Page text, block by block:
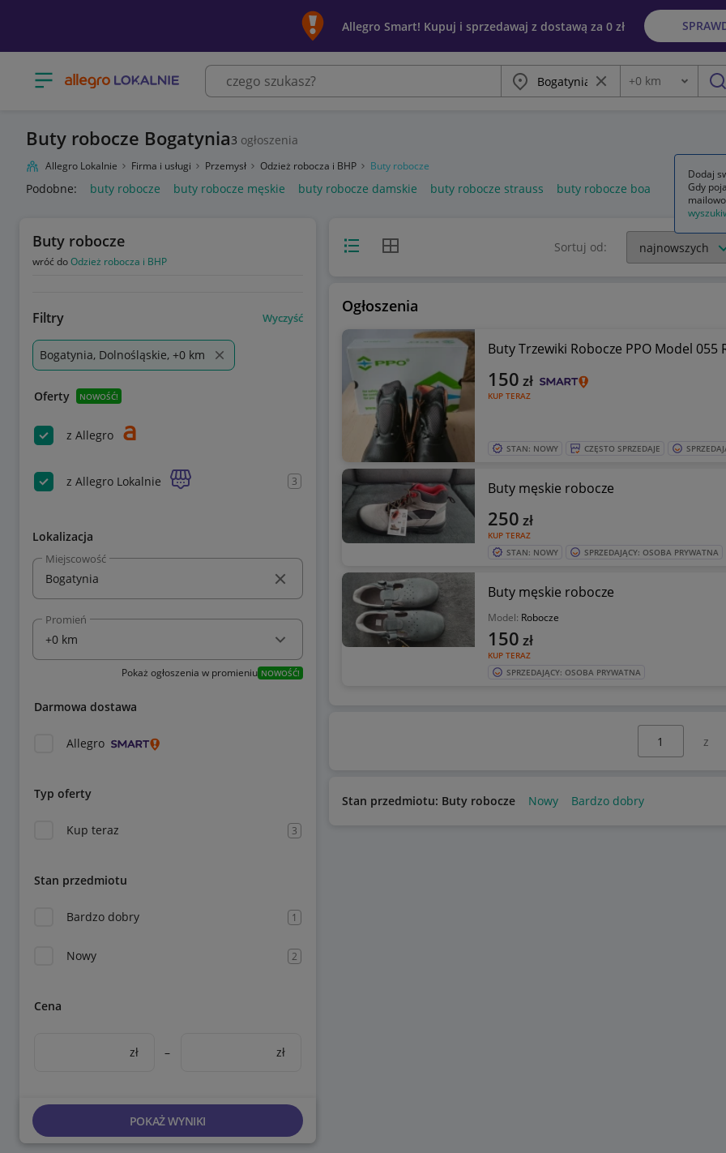
Allegro Smart! Kupuj i sprzedawaj z dostawą za 0 zł
Otwórz menu z kategoriami Miasto Wyczyść frazę
Odległość
+0 km
Buty robocze Bogatynia3 ogłoszenia
Allegro Lokalnie Firma i usługi Przemysł Odzież robocza i BHP Buty robocze
Podobne: buty robocze buty robocze męskie buty robocze damskie buty robocze strauss buty robocze boa
Buty robocze
wróć doOdzież robocza i BHP
Filtry Wyczyść
Bogatynia, Dolnośląskie, +0 km
Oferty NOWOŚĆ!
z Allegro
z Allegro Lokalnie 3
Lokalizacja
Miejscowość
Promień
Pokaż ogłoszenia w promieniu NOWOŚĆ!
Darmowa dostawa
Allegro
Typ oferty
Kup teraz 3
Stan przedmiotu
Bardzo dobry 1
Nowy 2
Cena
zł – zł
POKAŻ WYNIKI
Widok listyWidok siatki Sortuj od:
Ogłoszenia
Buty Trzewiki Robocze PPO Model 055
KUP TERAZ
150 zł
STAN: NOWY CZĘSTO SPRZEDAJE
Buty męskie robocze
KUP TERAZ
250 zł
STAN: NOWY SPRZEDAJĄCY: OSOBA PRYWATNA
Buty męskie robocze
Model: Robocze
KUP TERAZ
150 zł
SPRZEDAJĄCY: OSOBA PRYWATNA
z
Stan przedmiotu: Buty robocze Nowy Bardzo dobry
Dodaj
Gdy